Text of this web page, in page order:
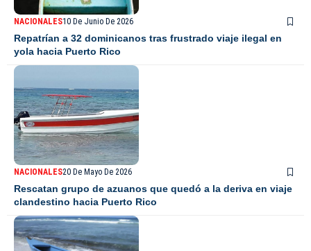
NACIONALES10 De Junio De 2026
Repatrían a 32 dominicanos tras frustrado viaje ilegal en
yola hacia Puerto Rico
NACIONALES20 De Mayo De 2026
Rescatan grupo de azuanos que quedó a la deriva en viaje
clandestino hacia Puerto Rico